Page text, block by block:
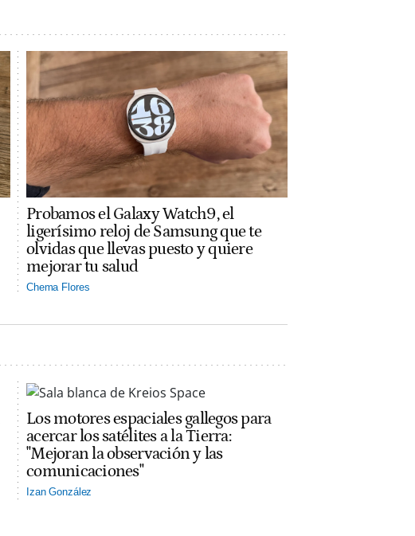
Probamos el Galaxy Watch9, el
ligerísimo reloj de Samsung que te
olvidas que llevas puesto y quiere
mejorar tu salud
Chema Flores
Los motores espaciales gallegos para
acercar los satélites a la Tierra:
"Mejoran la observación y las
comunicaciones"
Izan González